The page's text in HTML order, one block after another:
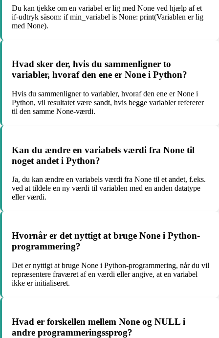
Du kan tjekke om en variabel er lig med None ved hjælp af et
if-udtryk såsom: if min_variabel is None: print(Variablen er lig
med None).
Hvad sker der, hvis du sammenligner to
variabler, hvoraf den ene er None i Python?
Hvis du sammenligner to variabler, hvoraf den ene er None i
Python, vil resultatet være sandt, hvis begge variabler refererer
til den samme None-værdi.
Kan du ændre en variabels værdi fra None til
noget andet i Python?
Ja, du kan ændre en variabels værdi fra None til et andet, f.eks.
ved at tildele en ny værdi til variablen med en anden datatype
eller værdi.
Hvornår er det nyttigt at bruge None i Python-
programmering?
Det er nyttigt at bruge None i Python-programmering, når du vil
repræsentere fraværet af en værdi eller angive, at en variabel
ikke er initialiseret.
Hvad er forskellen mellem None og NULL i
andre programmeringssprog?